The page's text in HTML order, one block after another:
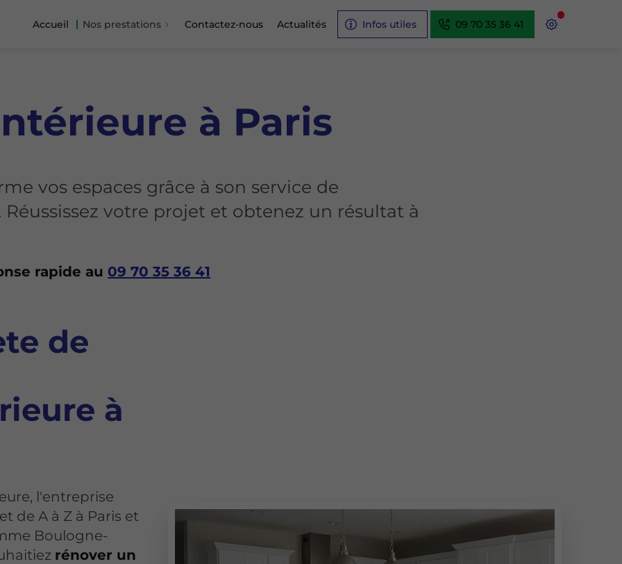
Accueil Nos prestations Contactez-nous Actualités Infos utiles 09 70 35 36 41
à Paris
vos espaces grâce à son service de
votre projet et obtenez un résultat à
rapide au 09 70 35 36 41
de
à
l'entreprise
de A à Z à Paris et
Boulogne-
rénover un